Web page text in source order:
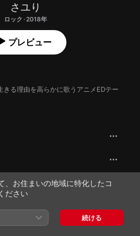
さユり
ロック · 2018年
きる理由を高らかに歌うアニメEDテー
プレビュー
(Japan) Inc.
、お住まいの地域に特化したコ
ださい
続ける